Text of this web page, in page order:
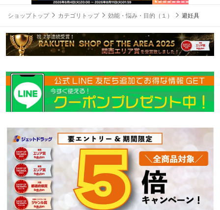
ショップトップ カテゴリトップ 効能・悩み・目的（１） 避妊具